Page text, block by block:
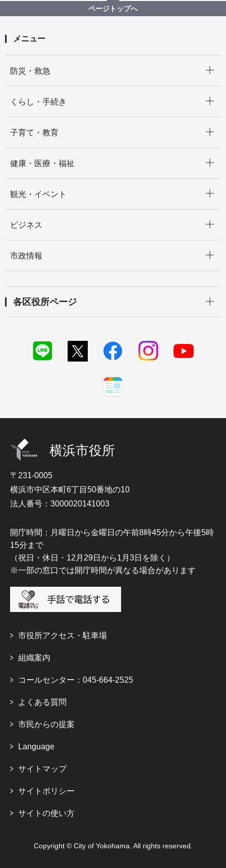
【契約結果掲載】【公募型プロポーザル】国際コンベ
ンションY-SHIP2024に関する企画・運営等業務委託
ページトップへ
メニュー
防災・救急
くらし・手続き
子育て・教育
健康・医療・福祉
観光・イベント
ビジネス
市政情報
各区役所ページ
横浜市役所
〒231-0005
横浜市中区本町6丁目50番地の10
法人番号：3000020141003
開庁時間：月曜日から金曜日の午前8時45分から午後5時
15分まで
（祝日・休日・12月29日から1月3日を除く）
※一部の窓口では開庁時間が異なる場合があります
市役所アクセス・駐車場
組織案内
コールセンター：045-664-2525
よくある質問
市民からの提案
Language
サイトマップ
サイトポリシー
サイトの使い方
Copyright © City of Yokohama. All rights reserved.